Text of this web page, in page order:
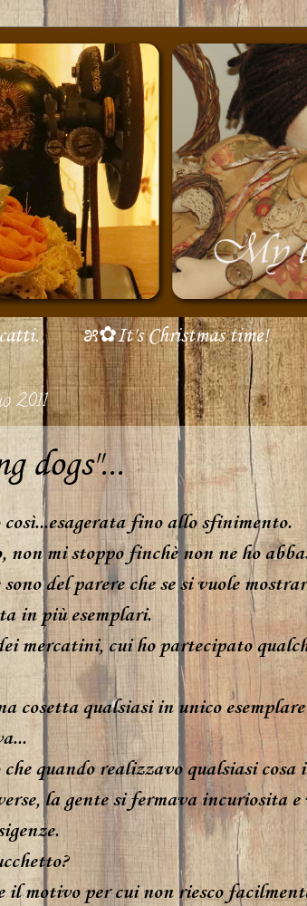
೫✿It's Christmas time!
2011
dogs"...
così...esagerata fino allo sfinimento.
non mi stoppo finchè non ne ho
del parere che se si vuole
in più esemplari.
mercatini, cui ho partecipato
cosetta qualsiasi in unico
quando realizzavo qualsiasi cosa
la gente si fermava incuriosita
il motivo per cui non riesco